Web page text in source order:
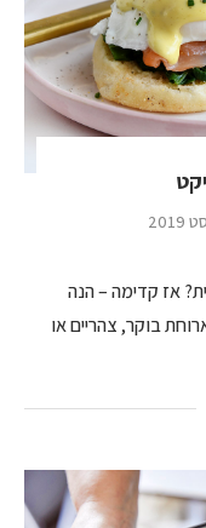
אז קדימה – הנה
בוקר, צהריים או